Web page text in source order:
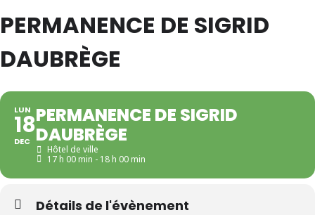
PERMANENCE DE SIGRID
DAUBRÈGE
LUN
18
DEC
PERMANENCE DE SIGRID
DAUBRÈGE
Hôtel de ville
17 h 00 min - 18 h 00 min
Détails de l'évènement